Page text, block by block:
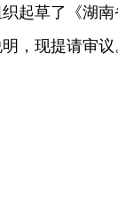
起草了《湖
，现提请审